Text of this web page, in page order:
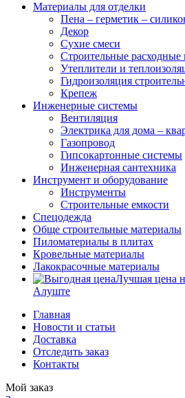
Материалы для отделки
Пена – герметик –
Декор
Сухие смеси
Строительные расходные
Утеплители и
Гидроизоляция
Крепеж
Инженерные системы
Вентиляция
Электрика для дома –
Газопровод
Гипсокартонные системы
Инженерная сантехника
Инструмент и оборудование
Инструменты
Строительные емкости
Спецодежда
Обще строительные материалы
Пиломатериалы в плитах
Кровельные материалы
Лакокрасочные материалы
Лучшая цена
Алуште
Главная
Новости и статьи
Доставка
Отследить заказ
Контакты
Мой заказ